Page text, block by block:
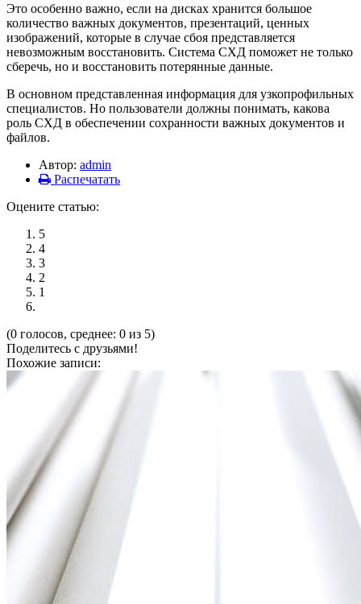
Это особенно важно, если на дисках хранится большое
количество важных документов, презентаций, ценных
изображений, которые в случае сбоя представляется
невозможным восстановить. Система СХД поможет не только
сберечь, но и восстановить потерянные данные.
В основном представленная информация для узкопрофильных
специалистов. Но пользователи должны понимать, какова
роль СХД в обеспечении сохранности важных документов и
файлов.
Автор: admin
Распечатать
Оцените статью:
5
4
3
2
1
(0 голосов, среднее: 0 из 5)
Поделитесь с друзьями!
Похожие записи: